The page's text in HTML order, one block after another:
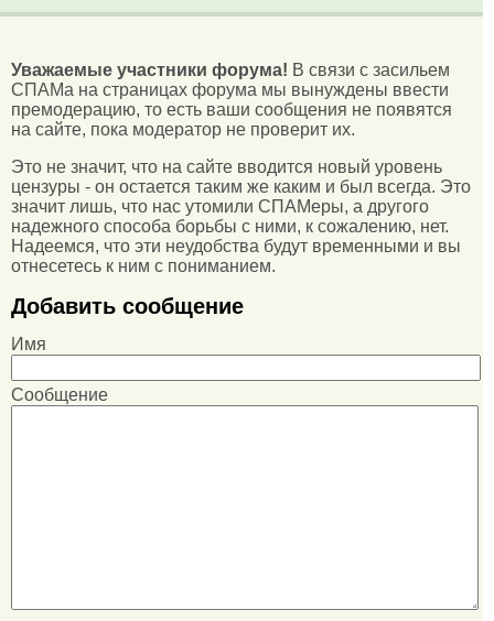
Уважаемые участники форума! В связи с засильем
СПАМа на страницах форума мы вынуждены ввести
премодерацию, то есть ваши сообщения не появятся
на сайте, пока модератор не проверит их.
Это не значит, что на сайте вводится новый уровень
цензуры - он остается таким же каким и был всегда. Это
значит лишь, что нас утомили СПАМеры, а другого
надежного способа борьбы с ними, к сожалению, нет.
Надеемся, что эти неудобства будут временными и вы
отнесетесь к ним с пониманием.
Добавить сообщение
Имя
Сообщение